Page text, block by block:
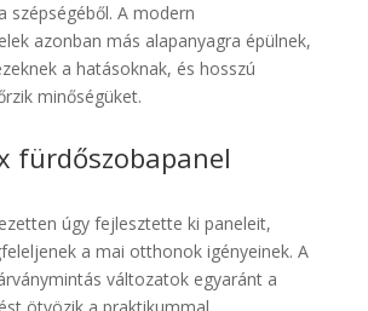
szépségéből. A modern
azonban más alapanyagra épülnek,
a hatásoknak, és hosszú
minőségüket.
fürdőszobapanel
úgy fejlesztette ki paneleit,
a mai otthonok igényeinek. A
változatok egyaránt a